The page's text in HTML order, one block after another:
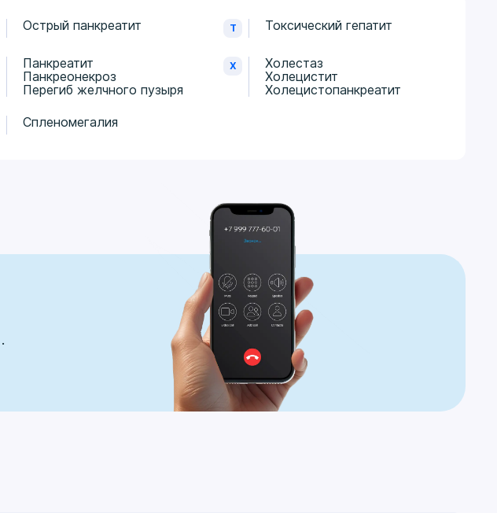
Острый панкреатит
Панкреатит
Панкреонекроз
Перегиб желчного пузыря
Спленомегалия
Т Токсический гепатит
Х
Холестаз
Холецистит
Холецистопанкреатит
.